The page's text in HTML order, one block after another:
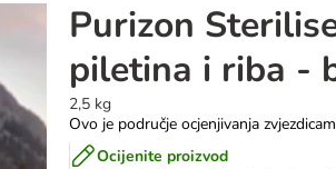
Purizon
piletina i riba -
2,5 kg
Ovo je područje ocjenjivanja
Ocijenite proizvod